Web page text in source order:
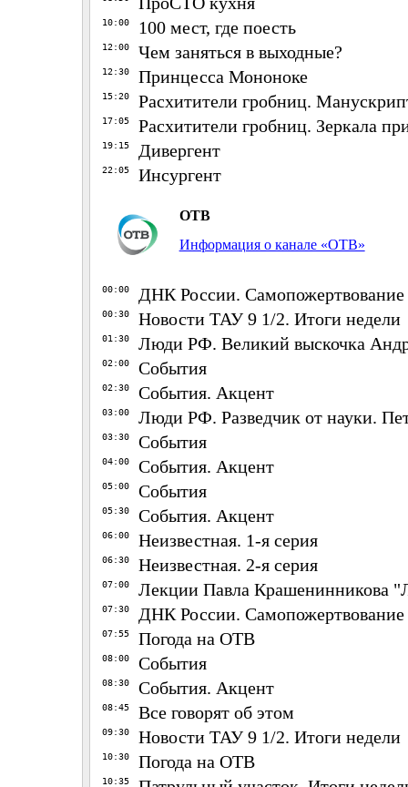
10:00 100 мест, где поесть
12:00 Чем заняться в выходные?
12:30 Принцесса Мононоке
15:20 Расхитители гробниц.
17:05 Расхитители гробниц. Зеркала
19:15 Дивергент
22:05 Инсургент
ОТВ
Информация о канале «ОТВ»
00:00 ДНК России.
00:30 Новости ТАУ 9 1/2. Итоги недели
01:30 Люди РФ. Великий выскочка
02:00 События
02:30 События. Акцент
03:00 Люди РФ. Разведчик от науки.
03:30 События
04:00 События. Акцент
05:00 События
05:30 События. Акцент
06:00 Неизвестная. 1-я серия
06:30 Неизвестная. 2-я серия
07:00 Лекции Павла Крашенинникова
07:30 ДНК России.
07:55 Погода на ОТВ
08:00 События
08:30 События. Акцент
08:45 Все говорят об этом
09:30 Новости ТАУ 9 1/2. Итоги недели
10:30 Погода на ОТВ
10:35